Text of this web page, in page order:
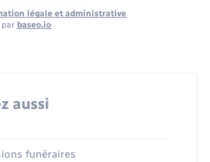
légale et administrative
baseo.io
aussi
funéraires